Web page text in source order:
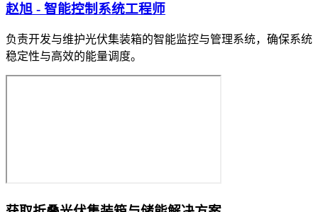
赵旭 - 智能控制系统工程师
负责开发与维护光伏集装箱的智能监控与管理系统，确保系统
稳定性与高效的能量调度。